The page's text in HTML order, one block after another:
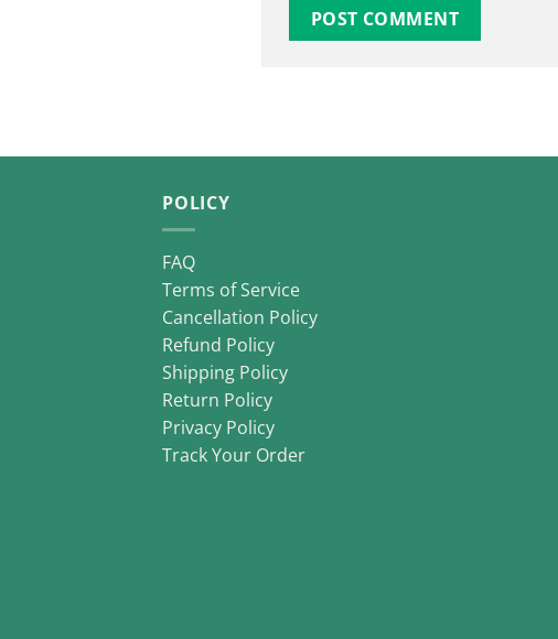
POLICY
FAQ
Terms of Service
Cancellation Policy
Refund Policy
Shipping Policy
Return Policy
Privacy Policy
Track Your Order